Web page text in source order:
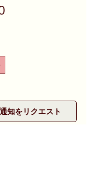
知をリクエスト